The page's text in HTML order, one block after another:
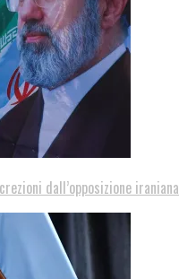
dall’opposizione iraniana